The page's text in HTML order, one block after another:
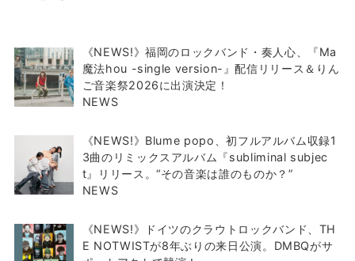
《NEWS!》福岡のロックバンド・奏人心、『Ma
魔法hou -single version-』配信リリース＆りん
ご音楽祭2026に出演決定！
NEWS
《NEWS!》Blume popo、初フルアルバム収録1
3曲のリミックスアルバム『subliminal subjec
t』リリース。“その音楽は誰のものか？”
NEWS
《NEWS!》ドイツのクラウトロックバンド、TH
E NOTWISTが8年ぶりの来日公演。DMBQがサ